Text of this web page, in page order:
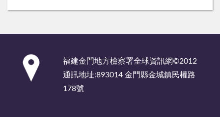
福建金門地方檢察署全球資訊網©2012
通訊地址:893014 金門縣金城鎮民權路
178號